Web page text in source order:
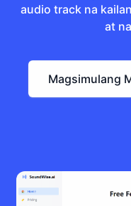
audio track na
at
Magsimulang